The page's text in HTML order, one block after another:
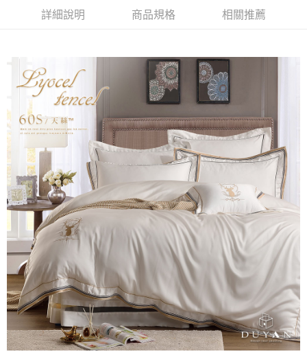
【大哥付你分期使用說明】
1.本服務由台灣大哥大提供，台灣大哥大用戶可立即使用無須另外申請。
成交易。
3.實際核准額度、可分期數及費用金額請依後續交易確認頁面所載為準。
4.訂單成立30分鐘內，如未前往確認交易或遇審核未通過，訂單將自動取
消。如遇「轉專審核」未通過狀況，表示未達大哥付你分期系統評分，恕無
法說明評估內容。
【繳款方式說明】
1.分期款項不併入電信帳單，「大哥付你分期」於每月結算日後寄送繳費提
醒簡訊。
2.透過簡訊連結打開帳單後，可選擇「超商條碼／台灣大直營門市／銀行轉
帳／街口支付／iPASS MONEY」等通路繳費。
【注意事項】
1.本服務係由「台灣大哥大股份有限公司」（以下簡稱本公司）所提供，讓
用戶於交易時，得透過本服務購買商品或服務，並由商店將買賣／分期付款
買賣價金債權讓與本公司後，依約使用本公司帳單繳交帳款。
2.基於同意付款使用「大哥付你分期」之契約關係目的，商店將以您的個人
資料（包含姓名、電話或地址）提供予台灣大哥大進項蒐集、處理及利用，
由本公司與您本人進行分期帳單所需資料之確認、核對及更正。
3.完整用戶服務條款，請詳閱以下連結：
https://oppay.tw/userRule
AFTEE先享後付
AFTEE先享後付是「在收到商品之後才付款」的支付方式。 讓您購物簡單
便利好安心！
１．簡單：不需註冊會員、不需綁卡、不需儲值。
２．便利：只要手機號碼，簡訊認證，即可結帳。
３．安心：先確認商品／服務後，再付款。
【「AFTEE先享後付」結帳流程】
１．於結帳方式選擇「AFTEE先享後付」後，將跳轉至「AFTEE先享後付」
結帳頁面，進行簡訊認證並確認金額後，即可完成結帳。
２．訂單成立數日內，您將收到繳費通知簡訊。
３．收到繳費通知簡訊後14天內，點擊此簡訊中的連結，可透過四大超商／
ATM／網路銀行／等多元方式進行付款，方視為交易完成。
※ 請注意：結帳手續完成當下不需立刻繳費，但若您需要取消訂單，請聯絡
購買商品的店家。未經商家同意取消之訂單仍視為有效，需透過AFTEE先享
後付繳納相關費用。
※ 交易是否成功請以「AFTEE先享後付 」之結帳頁面顯示為準，若有關於
是否繳費成功／繳費後需取消欲退款等相關疑問，請聯繫「AFTEE先享後付
客戶支援中心」https://netprotections.freshdesk.com/support/home
【注意事項】
１．透過由恩沛科技股份有限公司提供之「AFTEE先享後付」服務完成之交
易，需依本服務之必要範圍內提供個人資料，並將交易相關給付款項請求債
權轉讓予恩沛科技股份有限公司。
２．關於個人資料處理事宜，請瀏覽以下網址：
相關說明
「Hami Point」為中華電信所提供之點數服務，可於會員專區綁定中華電信
會員帳號後，即可在購物車使用 Hami Point 折抵消費金額 (1點等於1元)。
ATM付款
新竹貨運
每筆NT$80，滿NT$999(含以上)免運費
詳細說明 商品規格 相關推薦